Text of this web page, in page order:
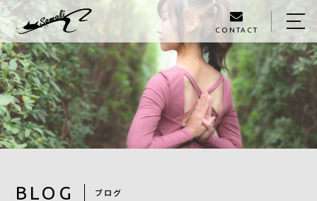
CONTACT
BLOG ブログ
HOME
ABOUT
MENU
GALLERY